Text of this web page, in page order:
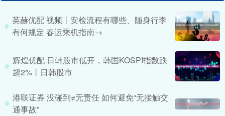
英赫优配 视频丨安检流程有哪些、随身行李
有何规定 春运乘机指南→
辉煌优配 日韩股市低开，韩国KOSPI指数跌
超2%丨日韩股市
港联证券 没碰到≠无责任 如何避免“无接触交
通事故”